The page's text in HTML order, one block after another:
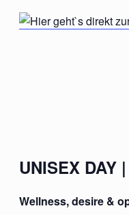
UNISEX DAY
Wellness, desire &